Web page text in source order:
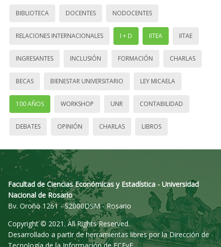
BIBLIOTECA DOCENTES NODOCENTES
RELACIONES INTERNACIONALES I + D IITEA IITAE
INGRESANTES INCLUSIÓN FORMACIÓN CHARLAS
BECAS BIENESTAR UNIVERSITARIO LEY MICAELA
100 AÑOS WORKSHOP UNR CONTABILIDAD
DEBATES OPINIÓN CHARLAS LIBROS
Facultad de Ciencias Económicas y Estadística - Universidad
Nacional de Rosario
Bv. Oroño 1261 - S2000DSM - Rosario
Copyright © 2021. All Rights Reserved.
Desarrollado a partir de herramientas libres por la Dirección de